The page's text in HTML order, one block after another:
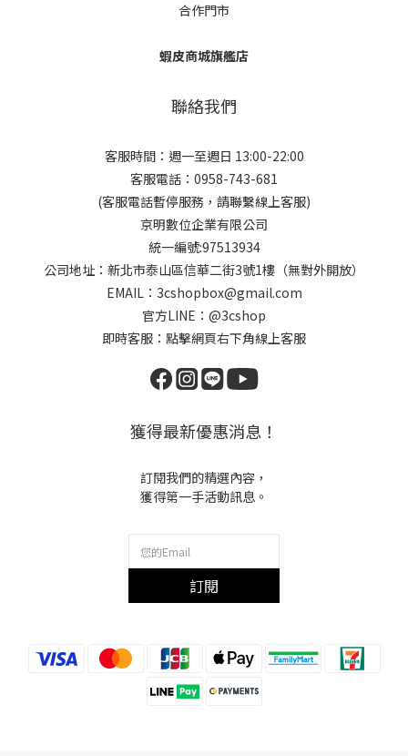
合作門市
蝦皮商城旗艦店
聯絡我們
客服時間：週一至週日 13:00-22:00
客服電話：0958-743-681
(客服電話暫停服務，請聯繫線上客服)
京明數位企業有限公司
統一編號:97513934
公司地址：新北市泰山區信華二街3號1樓（無對外開放）
EMAIL：3cshopbox@gmail.com
官方LINE：@3cshop
即時客服：點擊網頁右下角線上客服
獲得最新優惠消息！
訂閱我們的精選內容，
獲得第一手活動訊息。
訂閱